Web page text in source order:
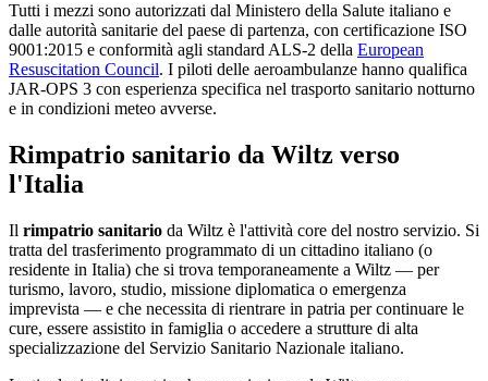
Tutti i mezzi sono autorizzati dal Ministero della Salute italiano e
dalle autorità sanitarie del paese di partenza, con certificazione ISO
9001:2015 e conformità agli standard ALS-2 della European
Resuscitation Council. I piloti delle aeroambulanze hanno qualifica
JAR-OPS 3 con esperienza specifica nel trasporto sanitario notturno
e in condizioni meteo avverse.
Rimpatrio sanitario da Wiltz verso
l'Italia
Il rimpatrio sanitario da Wiltz è l'attività core del nostro servizio. Si
tratta del trasferimento programmato di un cittadino italiano (o
residente in Italia) che si trova temporaneamente a Wiltz — per
turismo, lavoro, studio, missione diplomatica o emergenza
imprevista — e che necessita di rientrare in patria per continuare le
cure, essere assistito in famiglia o accedere a strutture di alta
specializzazione del Servizio Sanitario Nazionale italiano.